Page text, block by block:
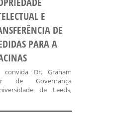
E
DE
PARA A
convida Dr. Graham
de Governança
de Leeds,